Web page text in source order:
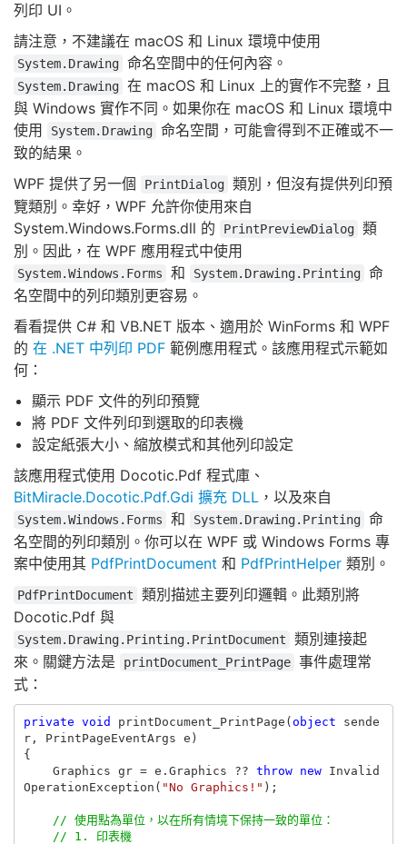
列印 UI。
請注意，不建議在 macOS 和 Linux 環境中使用
System.Drawing 命名空間中的任何內容。
System.Drawing 在 macOS 和 Linux 上的實作不完整，且
與 Windows 實作不同。如果你在 macOS 和 Linux 環境中
使用
System.Drawing 命名空間，可能會得到不正確或不一
致的結果。
WPF 提供了另一個
PrintDialog 類別，但沒有提供列印預
覽類別。幸好，WPF 允許你使用來自
System.Windows.Forms.dll 的
PrintPreviewDialog 類
別。因此，在 WPF 應用程式中使用
System.Windows.Forms 和 System.Drawing.Printing 命
名空間中的列印類別更容易。
看看提供 C# 和 VB.NET 版本、適用於 WinForms 和 WPF
的 在 .NET 中列印 PDF 範例應用程式。該應用程式示範如
何：
顯示 PDF 文件的列印預覽
將 PDF 文件列印到選取的印表機
設定紙張大小、縮放模式和其他列印設定
該應用程式使用 Docotic.Pdf 程式庫、
BitMiracle.Docotic.Pdf.Gdi 擴充 DLL ，以及來自
System.Windows.Forms 和 System.Drawing.Printing 命
名空間的列印類別。你可以在 WPF 或 Windows Forms 專
案中使用其 PdfPrintDocument 和 PdfPrintHelper 類別。
PdfPrintDocument
類別描述主要列印邏輯。此類別將
Docotic.Pdf 與
System.Drawing.Printing.PrintDocument
類別連接起
來。關鍵方法是
printDocument_PrintPage 事件處理常
式：
private void printDocument_PrintPage ( object
sende
r, PrintPageEventArgs e )
{
Graphics gr = e . Graphics ?? throw new
Invalid
OperationException ( "No Graphics!" );
// 使用點為單位，以在所有情境下保持一致的單位：
// 1. 印表機